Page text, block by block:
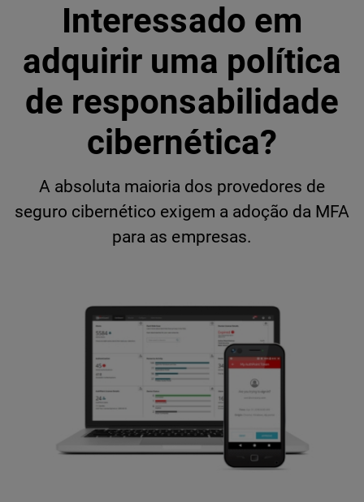
Interessado em
adquirir uma política
de responsabilidade
cibernética?
A absoluta maioria dos provedores de
seguro cibernético exigem a adoção da MFA
para as empresas.